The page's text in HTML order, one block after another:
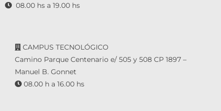
08.00 hs a 19.00 hs
CAMPUS TECNOLÓGICO
Camino Parque Centenario e/ 505 y 508 CP 1897 –
Manuel B. Gonnet
08.00 h a 16.00 hs